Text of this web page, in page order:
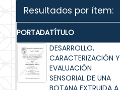
Resultados por ítem:
PORTADATÍTULO
DESARROLLO,
CARACTERIZACIÓN Y
EVALUACIÓN
SENSORIAL DE UNA
BOTANA EXTRUIDA A